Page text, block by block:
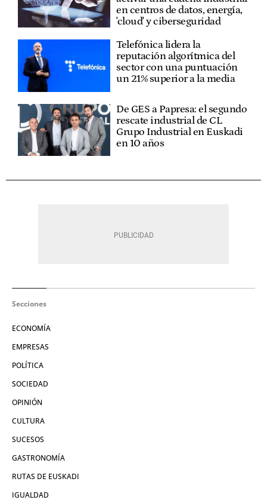
en centros de datos, energía,
'cloud' y ciberseguridad
Telefónica lidera la
reputación algorítmica del
sector con una puntuación
un 21% superior a la media
De GES a Papresa: el segundo
rescate industrial de CL
Grupo Industrial en Euskadi
en 10 años
Secciones
ECONOMÍA
EMPRESAS
POLÍTICA
SOCIEDAD
OPINIÓN
CULTURA
SUCESOS
GASTRONOMÍA
RUTAS DE EUSKADI
IGUALDAD